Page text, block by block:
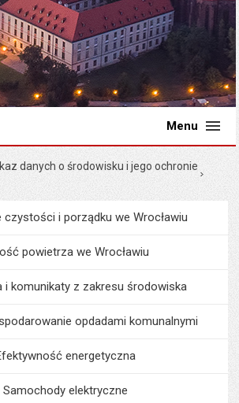
Menu
danych o środowisku i jego ochronie
MenuŚrodowisko i ekologia
czystości i porządku we Wrocławiu
powietrza we Wrocławiu
i komunikaty z zakresu środowiska
opdadami komunalnymi
energetyczna
Samochody elektryczne